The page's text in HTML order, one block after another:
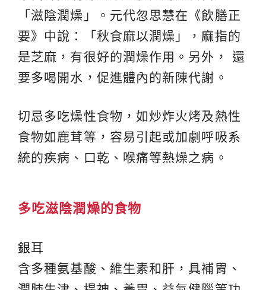
「滋陰潤燥」。元代忽思慧在《飲膳正
要》中說：「秋食麻以潤燥」，麻指的
是芝麻，有很好的潤燥作用。另外， 還
要多喝開水，促進體內的新陳代謝。
切忌多吃燥性食物，如炒炸火烤及熱性
食物如鹿茸等，容易引起或加劇呼吸系
統的疾病、口乾、喉痛等熱燥之病。
多吃滋陰潤燥的食物
銀耳
含多種氨基酸、維生素和肝，具補胃、